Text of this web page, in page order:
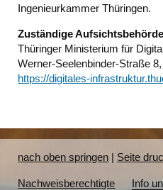
Ingenieurkammer Thüringen.
Zuständige
Thüringer Ministerium für
Werner-Seelenbinder-Straße
https://digitales-
nach oben springen | Seite
Nachweisberechtigte Info